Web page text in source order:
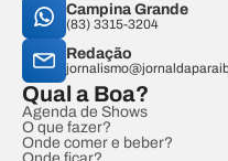
Campina Grande
(83) 3315-3204
Redação
Qual a Boa?
Agenda de Shows
O que fazer?
Onde comer e beber?